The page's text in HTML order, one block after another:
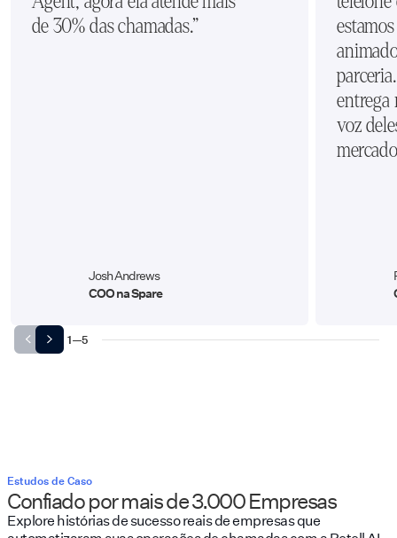
de 30% das chamadas.”
Josh Andrews
COO na Spare
entrega
voz
1—5
Estudos de Caso
Confiado por mais de 3.000 Empresas
Explore histórias de sucesso reais de empresas que